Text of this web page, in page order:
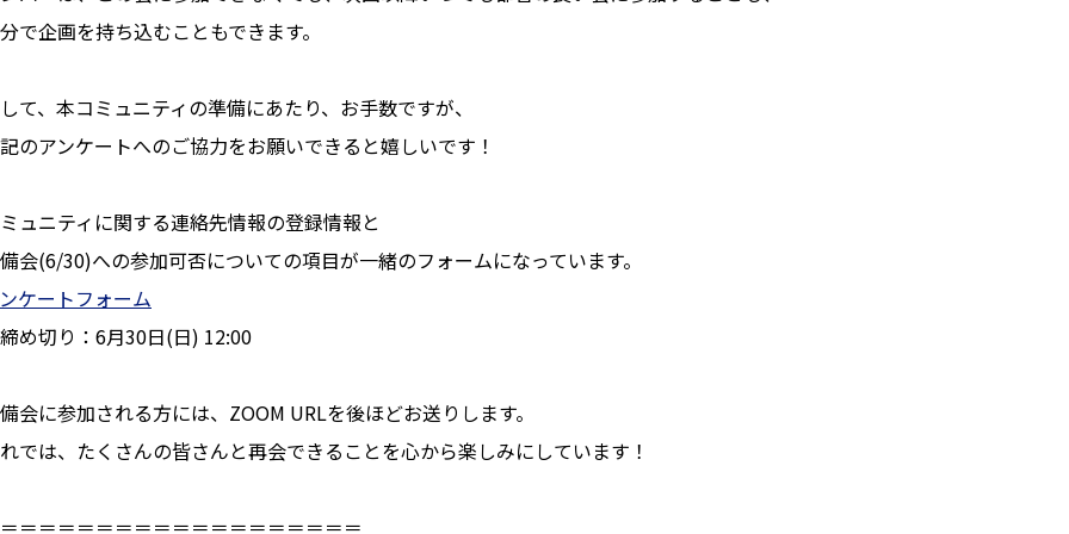
で企画を持ち込むこともできます。
て、本コミュニティの準備にあたり、お手数ですが、
のアンケートへのご協力をお願いできると嬉しいです！
ュニティに関する連絡先情報の登録情報と
会(6/30)への参加可否についての項目が一緒のフォームになっています。
ケートフォーム
め切り：6月30日(日) 12:00
会に参加される方には、ZOOM URLを後ほどお送りします。
では、たくさんの皆さんと再会できることを心から楽しみにしています！
＝＝＝＝＝＝＝＝＝＝＝＝＝＝＝＝＝＝